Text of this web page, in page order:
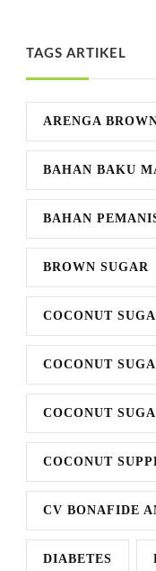
TAGS ARTIKEL
ARENGA
BAHAN BAKU
BAHAN
BROWN SUGAR
COCONUT
COCONUT
COCONUT
COCONUT
CV BONAFIDE
DIABETES